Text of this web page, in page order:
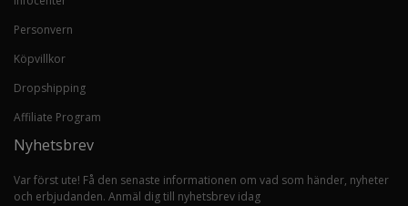
Personvern
Köpvillkor
Dropshipping
Affiliate Program
Nyhetsbrev
Var först ute! Få den senaste informationen om vad som händer, nyheter
och erbjudanden. Anmäl dig till nyhetsbrev idag